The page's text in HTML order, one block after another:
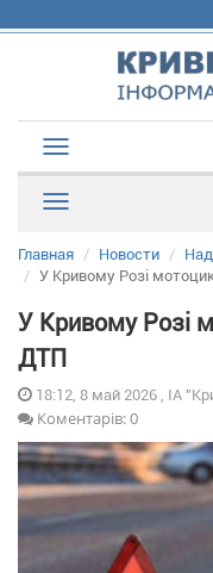
Главная Новости
У Кривому Розі
У Кривому Розі
ДТП
18:12, 8 май 2026 , ІА
Коментарів: 0